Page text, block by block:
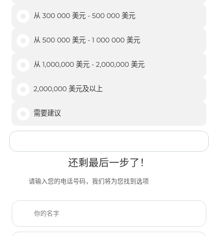
从 300 000 美元 - 500 000 美元
从 500 000 美元 - 1 000 000 美元
从 1,000,000 美元 - 2,000,000 美元
2,000,000 美元及以上
需要建议
还剩最后一步了！
请输入您的电话号码，我们将为您找到选项